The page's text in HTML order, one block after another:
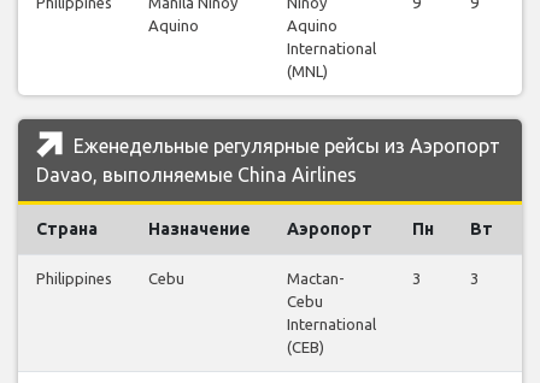
Aquino
Aquino
International
(MNL)
Еженедельные регулярные рейсы из Аэропорт
Davao, выполняемые China Airlines
Страна Назначение Аэропорт Пн Вт
Philippines Cebu
Mactan-
Cebu
International
(CEB)
3 3